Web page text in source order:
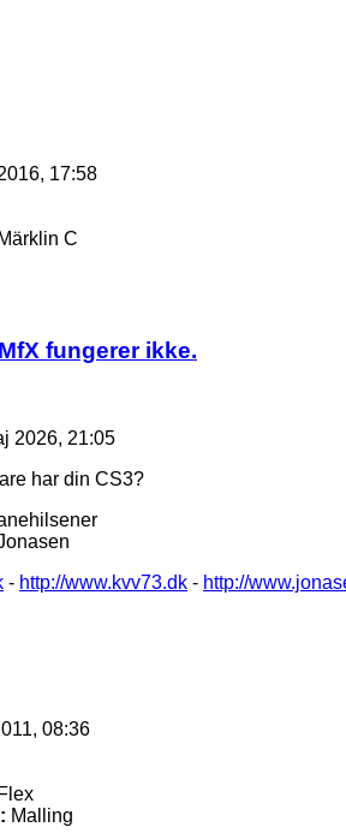
17:58
Märklin C
fungerer ikke.
2026, 21:05
har din CS3?
- http://www.kvv73.dk - http://
08:36
Flex
Malling